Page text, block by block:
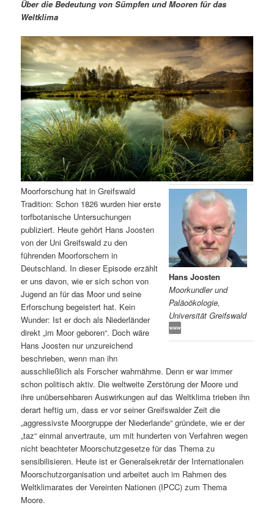
r
e
n
I
n
h
a
s
p
r
i
n
g
e
n
d
ä
r
e
n
I
n
l
t
s
p
r
i
n
g
e
n
a
g
a
t
i
o
n
Über die Bedeutung von Sümpfen und Mooren für das
Weltklima
Hans Joosten
Moorkundler und
Paläoökologie,
Universität Greifswald
Moorforschung hat in Greifswald
Tradition: Schon 1826 wurden hier erste
torfbotanische Untersuchungen
publiziert. Heute gehört Hans Joosten
von der Uni Greifswald zu den
führenden Moorforschern in
Deutschland. In dieser Episode erzählt
er uns davon, wie er sich schon von
Jugend an für das Moor und seine
Erforschung begeistert hat. Kein
Wunder: Ist er doch als Niederländer
direkt „im Moor geboren“. Doch wäre
Hans Joosten nur unzureichend
beschrieben, wenn man ihn
ausschließlich als Forscher wahrnähme. Denn er war immer
schon politisch aktiv. Die weltweite Zerstörung der Moore und
ihre unübersehbaren Auswirkungen auf das Weltklima trieben ihn
derart heftig um, dass er vor seiner Greifswalder Zeit die
„aggressivste Moorgruppe der Niederlande“ gründete, wie er der
„taz“ einmal anvertraute, um mit hunderten von Verfahren wegen
nicht beachteter Moorschutzgesetze für das Thema zu
sensibilisieren. Heute ist er Generalsekretär der Internationalen
Moorschutzorganisation und arbeitet auch im Rahmen des
Weltklimarates der Vereinten Nationen (IPCC) zum Thema
Moore.